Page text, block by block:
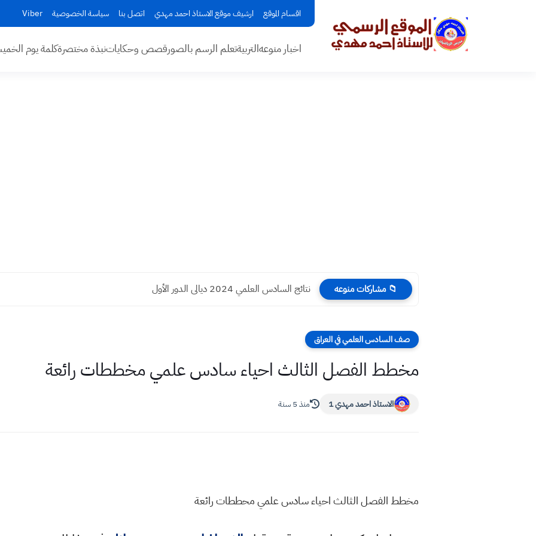
اقسام الموقع ارشيف موقع الاستاذ احمد مهدي اتصل بنا سياسة الخصوصية Viber
اخبار منوعهالتربيةتعلم الرسم بالصورقصص وحكاياتنبذة مختصرةكلمة يوم
📁 مشاركات منوعه نتائج السادس العلمي 2024 ديالى الدور الأول
صف السادس العلمي في العراق
مخطط الفصل الثالث احياء سادس علمي مخططات رائعة
الاستاذ احمد مهدي 1 منذ 5 سنة
مخطط الفصل الثالث احياء سادس علمي محططات رائعة